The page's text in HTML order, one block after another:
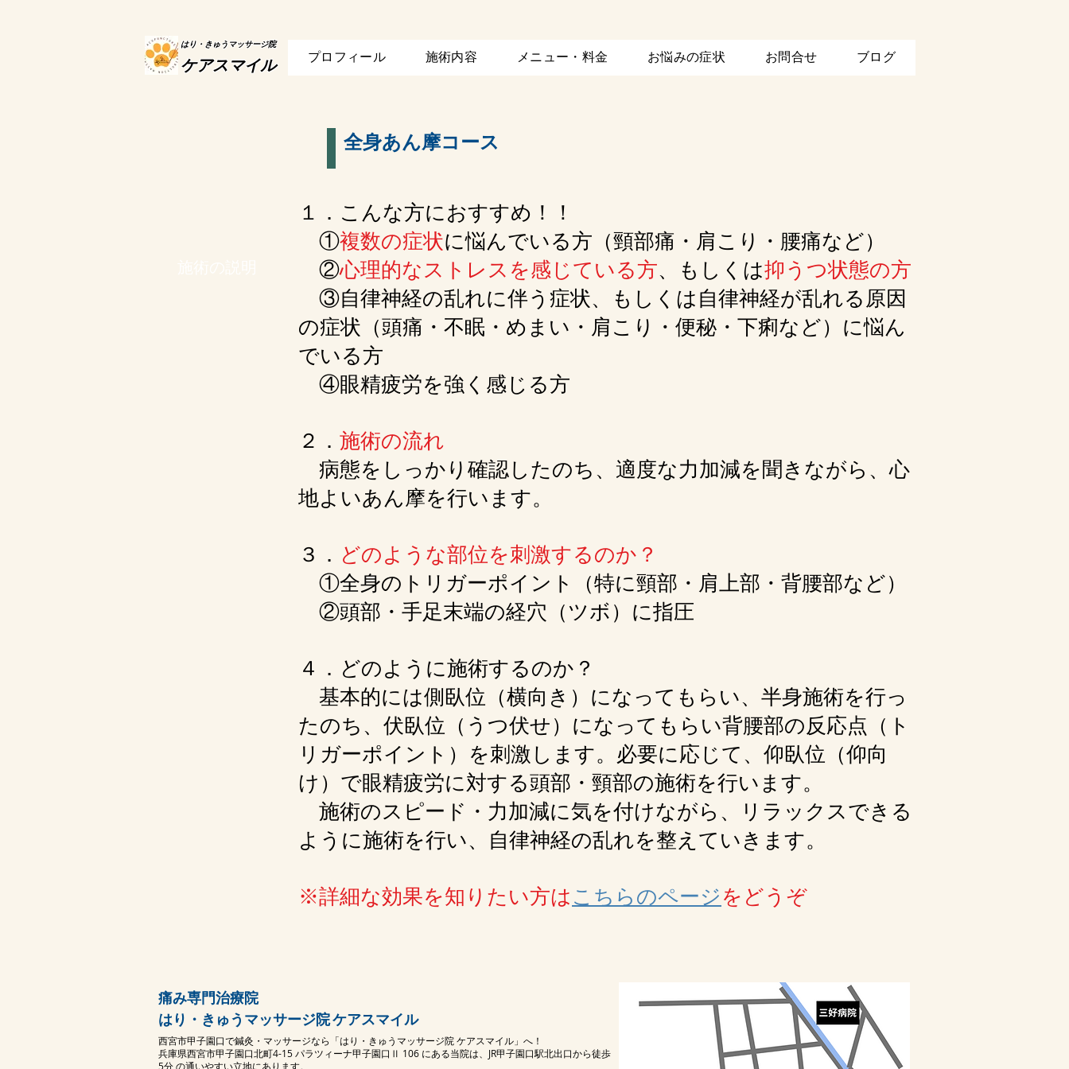
はり・きゅうマッサージ院
ケアスマイル プロフィール 施術内容 メニュー・料金 お悩みの症状 お問合せ ブログ
​全身あん摩コース
１．こんな方におすすめ！！
①複数の症状に悩んでいる方（頸部痛・肩こり・腰痛など）
②​心理的なストレスを感じている方、もしくは抑うつ状態の方
③自律神経の乱れに伴う症状、もしくは自律神経が乱れる原因
の症状（頭痛・不眠・めまい・肩こり・便秘・下痢など）に悩ん
でいる方
④眼精疲労を強く感じる方
２． 施術の流れ
病態をしっかり確認したのち、適度な力加減を聞きながら、心
地よいあん摩を行います。
３． どのような部位を刺激するのか？
​ ①全身のトリガーポイント（特に頸部・肩上部・背腰部など）
②頭部・手足末端の経穴（ツボ）に指圧
４．どのように施術するのか？
基本的には側臥位（横向き）になってもらい、半身施術を行っ
たのち、伏臥位（うつ伏せ）になってもらい背腰部の反応点（ト
リガーポイント）を刺激します。必要に応じて、仰臥位（仰向
け）で眼精疲労に対する頭部・頸部の施術を行います。
施術のスピード・力加減に気を付けながら、リラックスできる
ように施術を行い、自律神経の乱れを整えていきます。
※詳細な効果を知りたい方はこちらのページをどうぞ​
痛み専門治療院
はり・きゅうマッサージ院​ケアスマイル
西宮市甲子園口で鍼灸・マッサージなら「はり・きゅうマッサージ院 ケアスマイル」へ！
兵庫県西宮市甲子園口北町4-15 パラツィーナ甲子園口Ⅱ 106 にある当院は、JR甲子園口駅北出口から徒歩
5分 の通いやすい立地にあります。